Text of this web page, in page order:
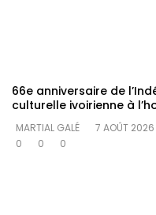
66e anniversaire de
culturelle ivoirienne à
MARTIAL GALÉ
7 AOÛT 2026
0
0 0